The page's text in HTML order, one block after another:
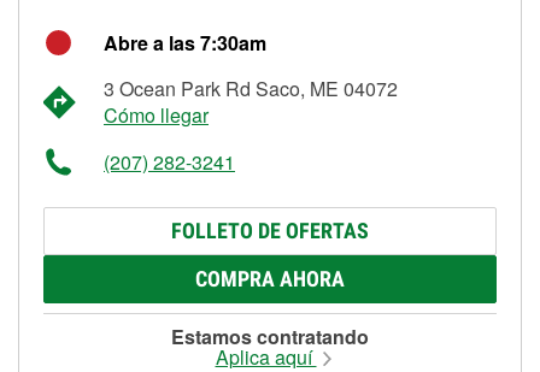
Abre a las 7:30am
3 Ocean Park Rd Saco, ME 04072
Cómo llegar
(207) 282-3241
FOLLETO DE OFERTAS
COMPRA AHORA
Estamos contratando
Aplica aquí